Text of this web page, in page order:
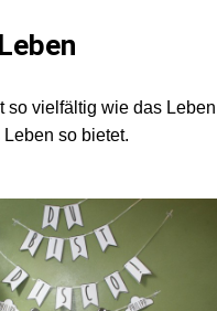
Musik
Leben
so vielfältig wie das
so bietet.